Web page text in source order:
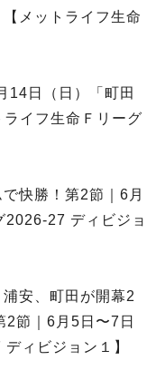
メットライフ生命
14日（日）「町田
イフ生命Ｆリーグ
快勝！第2節｜6月
2026-27 ディビジョ
安、町田が開幕2
節｜6月5日〜7日
ィビジョン１】